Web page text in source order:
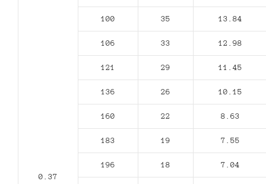
0.37
100 35 13.84
106 33 12.98
121 29 11.45
136 26 10.15
160 22 8.63
183 19 7.55
196 18 7.04